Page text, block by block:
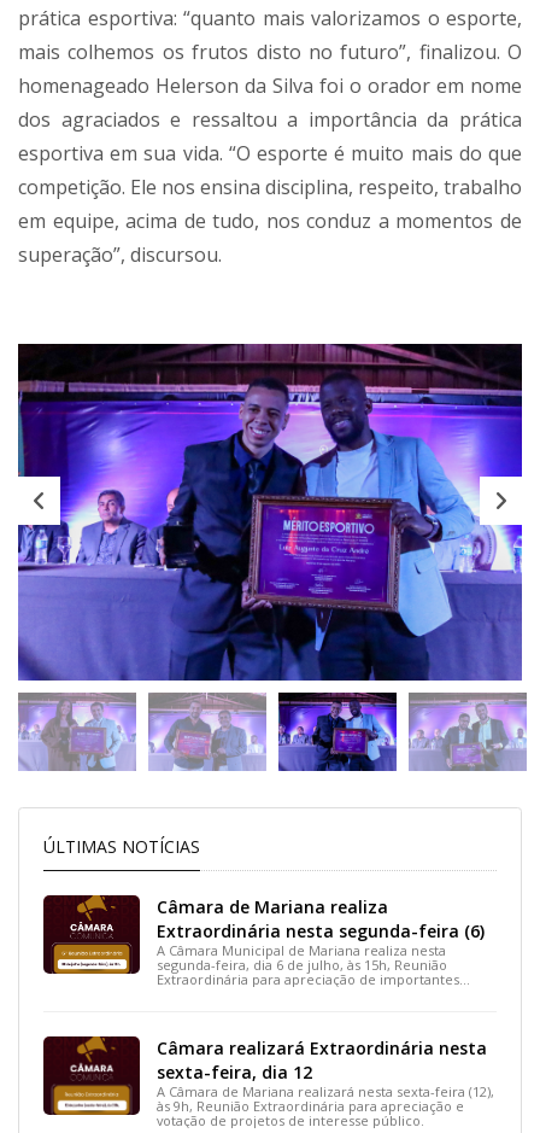
prática esportiva: “quanto mais valorizamos o esporte,
mais colhemos os frutos disto no futuro”, finalizou. O
homenageado Helerson da Silva foi o orador em nome
dos agraciados e ressaltou a importância da prática
esportiva em sua vida. “O esporte é muito mais do que
competição. Ele nos ensina disciplina, respeito, trabalho
em equipe, acima de tudo, nos conduz a momentos de
superação”, discursou.
ÚLTIMAS NOTÍCIAS
Câmara de Mariana realiza
Extraordinária nesta segunda-feira (6)
A Câmara Municipal de Mariana realiza nesta
segunda-feira, dia 6 de julho, às 15h, Reunião
Extraordinária para apreciação de importantes
Câmara realizará Extraordinária nesta
sexta-feira, dia 12
A Câmara de Mariana realizará nesta sexta-feira (12),
às 9h, Reunião Extraordinária para apreciação e
votação de projetos de interesse público.